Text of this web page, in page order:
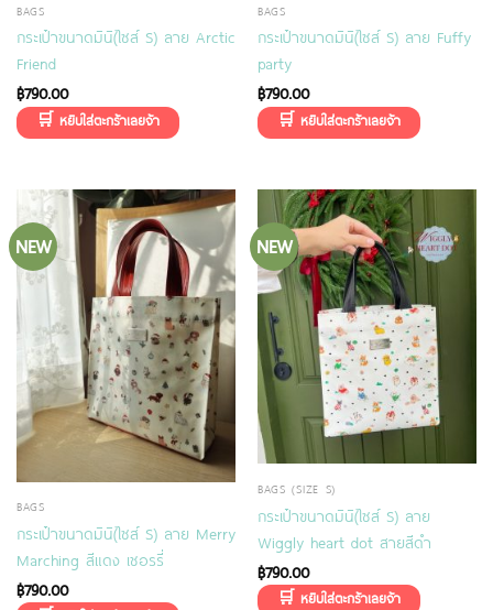
BAGS
กระเป๋าขนาดมินิ(ไซส์ S) ลาย Arctic
Friend
฿790.00
BAGS
กระเป๋าขนาดมินิ(ไซส์ S) ลาย Fuffy
party
฿790.00
NEW
BAGS
กระเป๋าขนาดมินิ(ไซส์ S) ลาย Merry
Marching สีแดง เชอรรี่
฿790.00
NEW
BAGS (SIZE S)
กระเป๋าขนาดมินิ(ไซส์ S) ลาย
Wiggly heart dot สายสีดำ
฿790.00